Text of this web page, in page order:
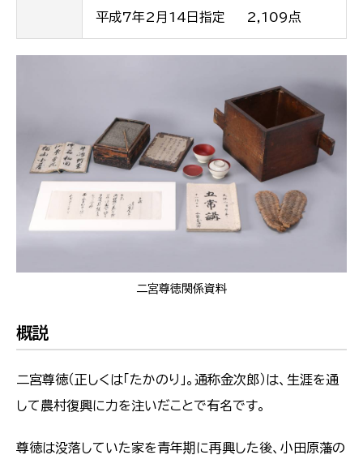
平成7年2月14日指定 2,109点
二宮尊徳関係資料
概説
二宮尊徳（正しくは「たかのり」。通称金次郎）は、生涯を通
して農村復興に力を注いだことで有名です。
尊徳は没落していた家を青年期に再興した後、小田原藩の